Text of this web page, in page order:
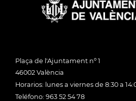
Plaça de l'Ajuntament nº 1
46002 València
Horarios: lunes a viernes de 8:30 a
Teléfono: 963 52 54 78